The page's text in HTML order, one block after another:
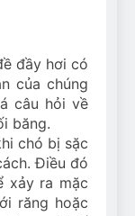
đầy hơi có
của chúng
câu hỏi về
băng.
chó bị sặc
Điều đó
xảy ra mặc
răng hoặc